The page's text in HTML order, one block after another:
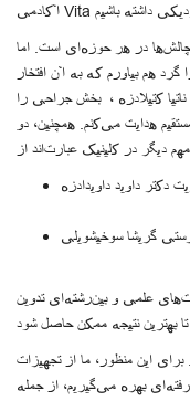
در هر حوزه‌ای است. اما
هم بیاورم که به آن افتخار
کتیلادزه ، بخش جراحی را
هدایت می‌کنم. همچنین، دو
داوید داویدادزه
گریشا سوخیشویلی
علمی و بین‌رشته‌ای تدوین
این منظور، ما از تجهیزات